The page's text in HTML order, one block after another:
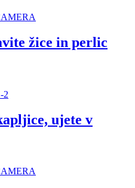
žice in perlic
ujete v